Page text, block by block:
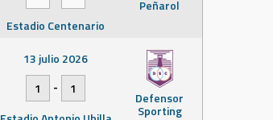
Peñarol
Estadio Centenario
Defensor
Sporting
13 julio 2026
1
-
1